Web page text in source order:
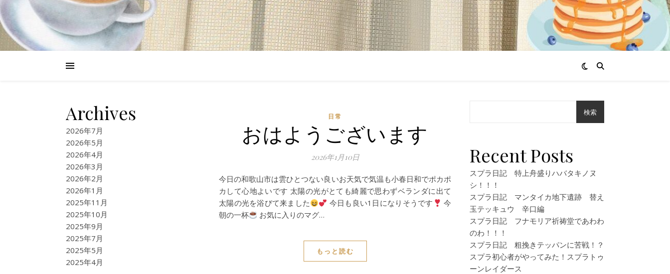
Archives
2026年7月
2026年5月
2026年4月
2026年3月
2026年2月
2026年1月
2025年11月
2025年10月
2025年9月
2025年7月
2025年5月
2025年4月
日常
おはようございます
2026年1月10日
今日の和歌山市は雲ひとつない良いお天気で気温も小春日和でポカポ
カして心地よいです 太陽の光がとても綺麗で思わずベランダに出て
太陽の光を浴びて来ました
今日も良い1日になりそうです
今
朝の一杯
お気に入りのマグ…
もっと読む
検索
Recent Posts
スプラ日記 特上舟盛りハバタキノヌ
シ！！！
スプラ日記 マンタイカ地下遺跡 替え
玉テッキュウ 辛口編
スプラ日記 フナモリア祈祷堂であわわ
のわ！！！
スプラ日記 粗挽きテッパンに苦戦！？
スプラ初心者がやってみた！スプラトゥ
ーンレイダース